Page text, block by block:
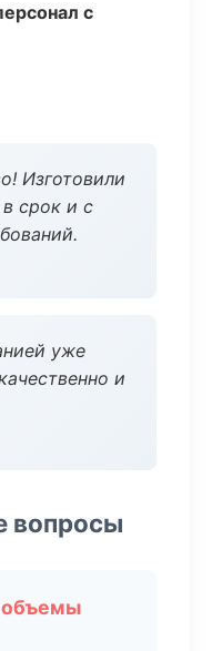
с
Изготовили
срок и с
уже
и
вопросы
объемы